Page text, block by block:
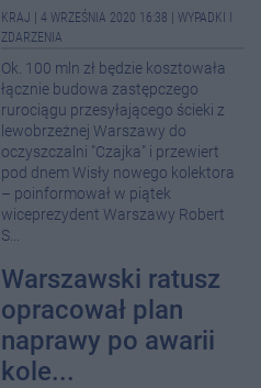
KRAJ 4 WRZEŚNIA 2020 16:38
WYPADKI I
ZDARZENIA
Ok. 100 mln zł będzie kosztowała
łącznie budowa zastępczego
rurociągu przesyłającego ścieki z
lewobrzeżnej Warszawy do
oczyszczalni "Czajka" i przewiert
pod dnem Wisły nowego kolektora
– poinformował w piątek
wiceprezydent Warszawy Robert
S...
Warszawski ratusz
opracował plan
naprawy po awarii
kole...